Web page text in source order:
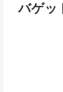
バゲッ